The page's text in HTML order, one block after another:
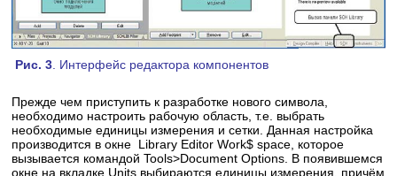
Рис. 3. Интерфейс редактора компонентов
Прежде чем приступить к разработке нового символа,
необходимо настроить рабочую область, т.е. выбрать
необходимые единицы измерения и сетки. Данная настройка
производится в окне Library Editor Work$ space, которое
вызывается командой Tools>Document Options. В появившемся
окне на вкладке Units выбираются единицы измерения, причём